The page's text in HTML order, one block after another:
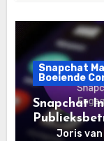
Snapchat
Boeiende
Snapchat
Inzichten
Joris van